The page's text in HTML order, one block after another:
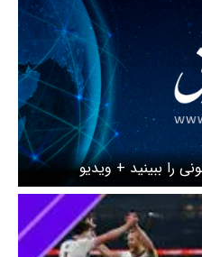
را ببینید + ویدیو